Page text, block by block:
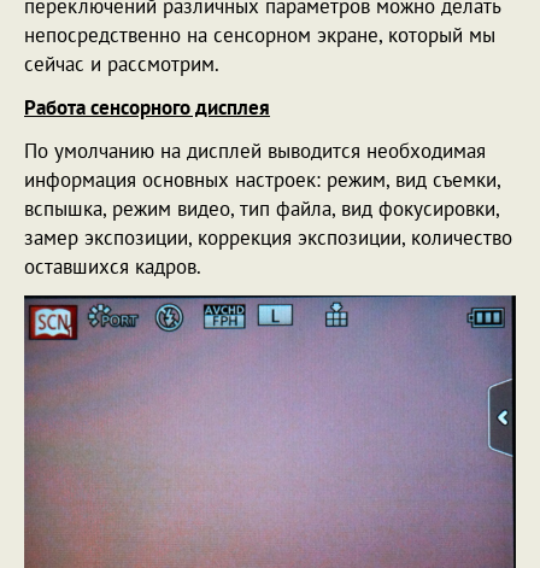
переключений различных параметров можно делать
непосредственно на сенсорном экране, который мы
сейчас и рассмотрим.
Работасенсорного дисплея
По умолчанию на дисплей выводится необходимая
информация основных настроек: режим, вид съемки,
вспышка, режим видео, тип файла, вид фокусировки,
замер экспозиции, коррекция экспозиции, количество
оставшихся кадров.